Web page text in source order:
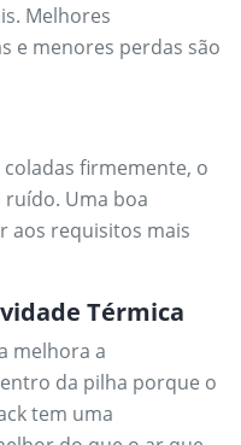
Melhores
e menores perdas são
firmemente, o
ruído. Uma boa
aos requisitos mais
Térmica
melhora a
da pilha porque o
tem uma